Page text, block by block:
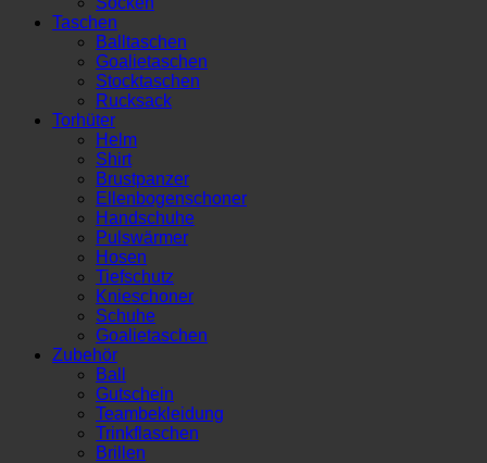
Taschen
Balltaschen
Goalietaschen
Stocktaschen
Rucksack
Torhüter
Helm
Shirt
Brustpanzer
Ellenbogenschoner
Handschuhe
Pulswärmer
Hosen
Tiefschutz
Knieschoner
Schuhe
Goalietaschen
Zubehör
Ball
Gutschein
Teambekleidung
Trinkflaschen
Brillen